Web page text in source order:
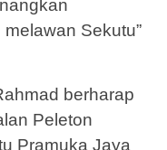
Sekutu”
berharap
Peleton
Pramuka Jaya